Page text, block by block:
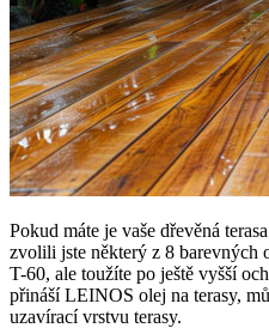
Pokud máte je vaše dřevěná
zvolili jste některý z 8 barevných
T-60, ale toužíte po ještě vyšší
přináší LEINOS olej na terasy,
uzavírací vrstvu terasy.